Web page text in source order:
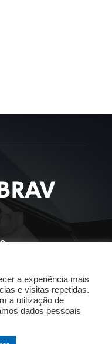
Dos Distribuidores
- São Paulo - SP
- 5078.5400
a experiência mais
e visitas repetidas.
a utilização de
dados pessoais